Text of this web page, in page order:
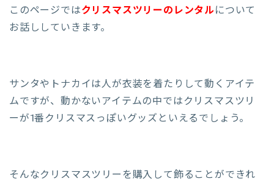
このページではクリスマスツリーのレンタルについて
お話ししていきます。
サンタやトナカイは人が衣装を着たりして動くアイテ
ムですが、動かないアイテムの中ではクリスマスツリ
ーが1番クリスマスっぽいグッズといえるでしょう。
そんなクリスマスツリーを購入して飾ることができれ